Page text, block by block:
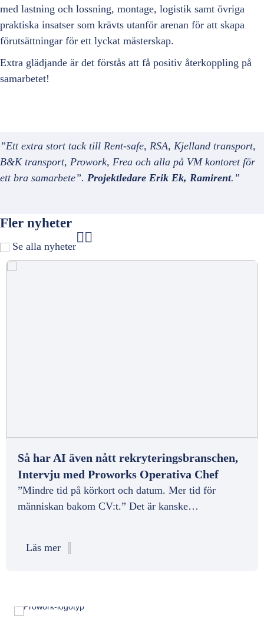
med lastning och lossning, montage, logistik samt övriga
praktiska insatser som krävts utanför arenan för att skapa
förutsättningar för ett lyckat mästerskap.
Extra glädjande är det förstås att få positiv återkoppling på
samarbetet!
”Ett extra stort tack till Rent-safe, RSA, Kjelland transport,
B&K transport, Prowork, Frea och alla på VM kontoret för
ett bra samarbete”. Projektledare Erik Ek, Ramirent.”
Fler nyheter
Se alla nyheter
Så har AI även nått rekryteringsbranschen,
Intervju med Proworks Operativa Chef
”Mindre tid på körkort och datum. Mer tid för
människan bakom CV:t.” Det är kanske…
Läs mer